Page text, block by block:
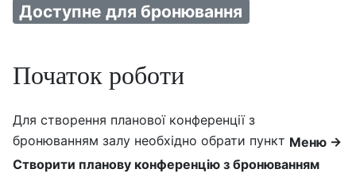
Доступне для бронювання
Початок роботи
Для створення планової конференції з
бронюванням залу необхідно обрати пункт Меню →
Створити планову конференцію з бронюванням